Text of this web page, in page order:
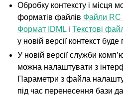
Обробку контексту і місця
форматів файлів Файли RC
Формат IDML іТекстові
у новій версії контекст
У новій версії служби
можна налаштувати з
Параметри з файла
під час перенесення бази